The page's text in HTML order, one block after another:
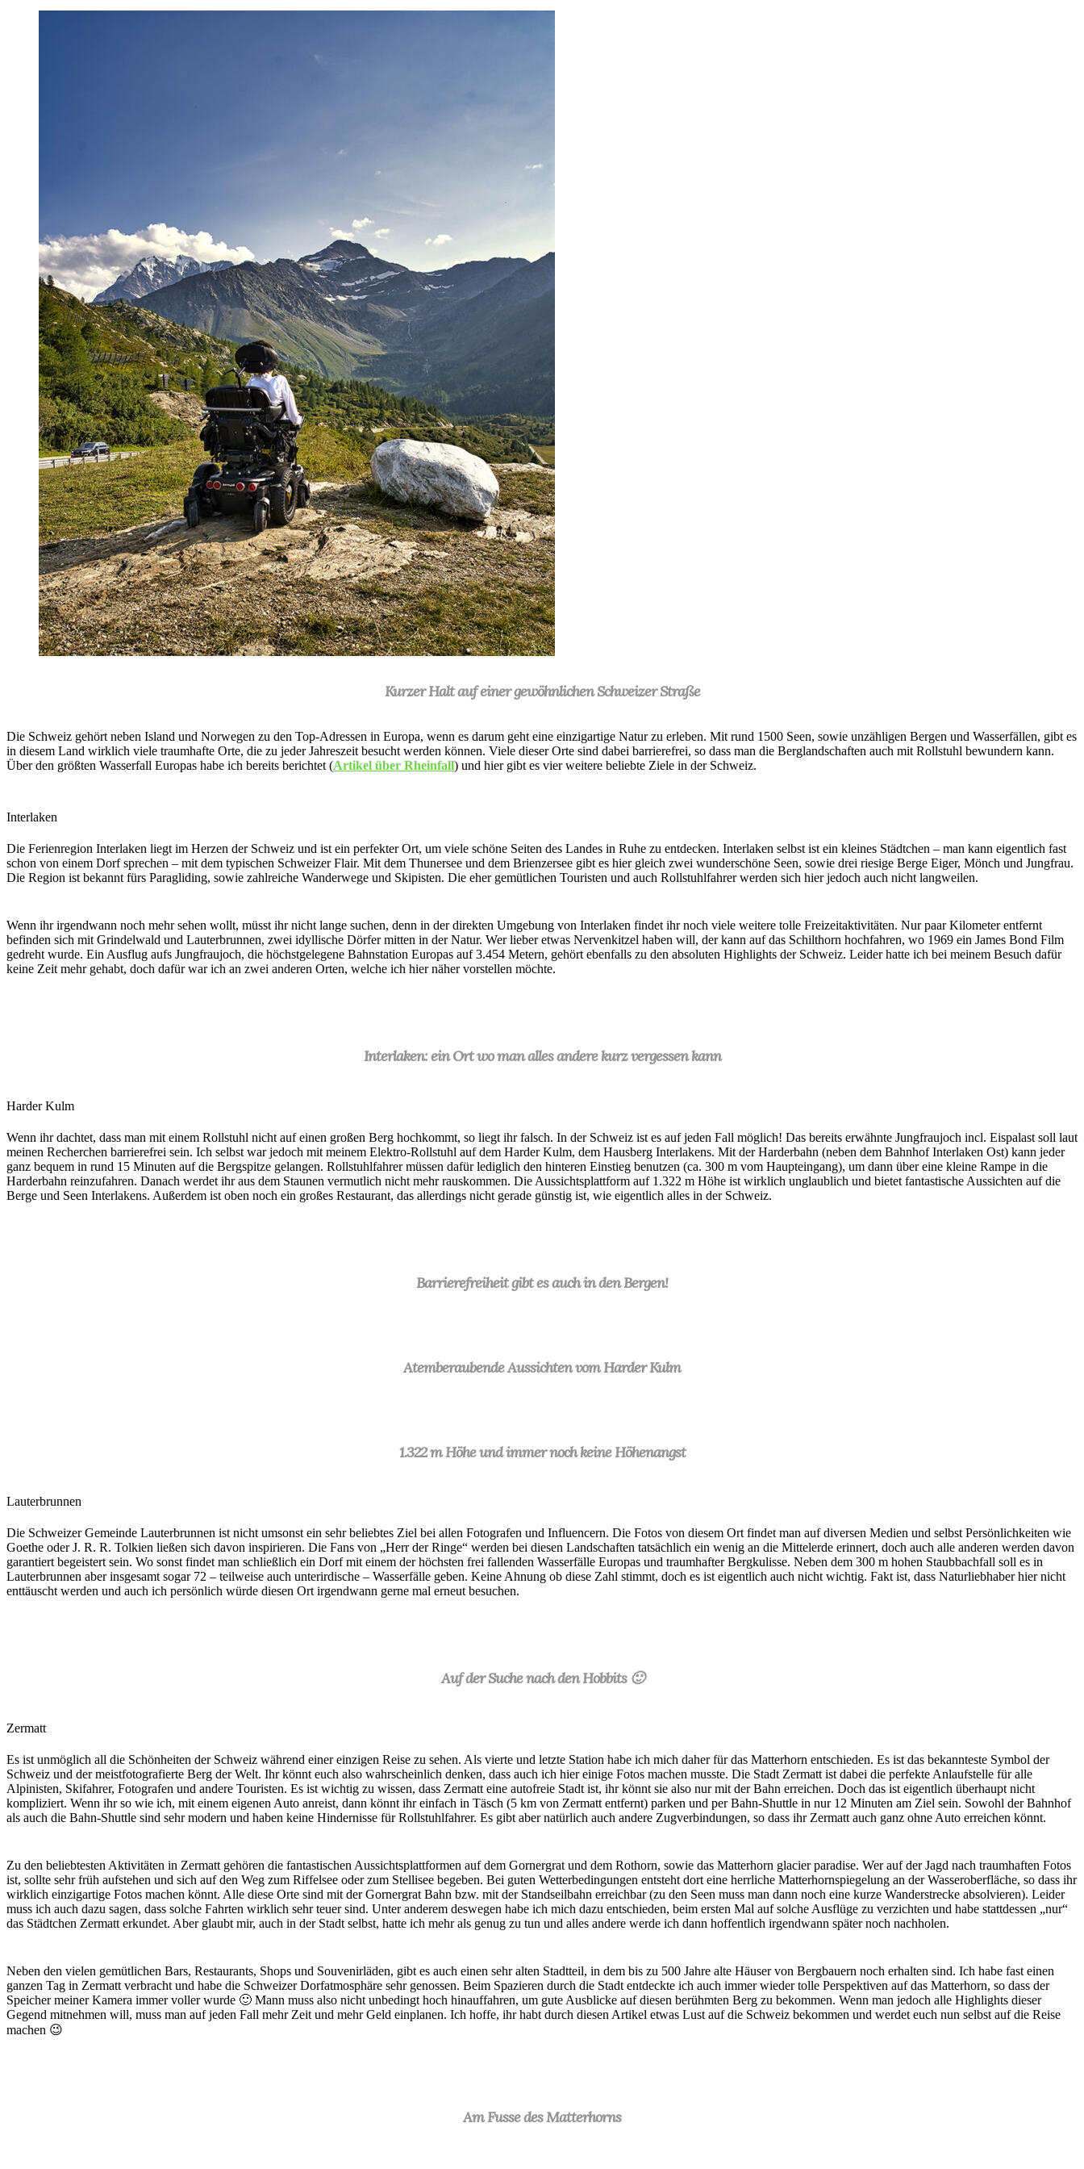
Kurzer Halt auf einer gewöhnlichen Schweizer Straße
Die Schweiz gehört neben Island und Norwegen zu den Top-Adressen in Europa, wenn es darum geht eine einzigartige Natur zu erleben. Mit rund 1500 Seen, sowie unzähligen Bergen und Wasserfällen, gibt es
in diesem Land wirklich viele traumhafte Orte, die zu jeder Jahreszeit besucht werden können. Viele dieser Orte sind dabei barrierefrei, so dass man die Berglandschaften auch mit Rollstuhl bewundern kann.
Über den größten Wasserfall Europas habe ich bereits berichtet (Artikel über Rheinfall) und hier gibt es vier weitere beliebte Ziele in der Schweiz.
Interlaken
Die Ferienregion Interlaken liegt im Herzen der Schweiz und ist ein perfekter Ort, um viele schöne Seiten des Landes in Ruhe zu entdecken. Interlaken selbst ist ein kleines Städtchen – man kann eigentlich fast
schon von einem Dorf sprechen – mit dem typischen Schweizer Flair. Mit dem Thunersee und dem Brienzersee gibt es hier gleich zwei wunderschöne Seen, sowie drei riesige Berge Eiger, Mönch und Jungfrau.
Die Region ist bekannt fürs Paragliding, sowie zahlreiche Wanderwege und Skipisten. Die eher gemütlichen Touristen und auch Rollstuhlfahrer werden sich hier jedoch auch nicht langweilen.
Wenn ihr irgendwann noch mehr sehen wollt, müsst ihr nicht lange suchen, denn in der direkten Umgebung von Interlaken findet ihr noch viele weitere tolle Freizeitaktivitäten. Nur paar Kilometer entfernt
befinden sich mit Grindelwald und Lauterbrunnen, zwei idyllische Dörfer mitten in der Natur. Wer lieber etwas Nervenkitzel haben will, der kann auf das Schilthorn hochfahren, wo 1969 ein James Bond Film
gedreht wurde. Ein Ausflug aufs Jungfraujoch, die höchstgelegene Bahnstation Europas auf 3.454 Metern, gehört ebenfalls zu den absoluten Highlights der Schweiz. Leider hatte ich bei meinem Besuch dafür
keine Zeit mehr gehabt, doch dafür war ich an zwei anderen Orten, welche ich hier näher vorstellen möchte.
Interlaken: ein Ort wo man alles andere kurz vergessen kann
Harder Kulm
Wenn ihr dachtet, dass man mit einem Rollstuhl nicht auf einen großen Berg hochkommt, so liegt ihr falsch. In der Schweiz ist es auf jeden Fall möglich! Das bereits erwähnte Jungfraujoch incl. Eispalast soll laut
meinen Recherchen barrierefrei sein. Ich selbst war jedoch mit meinem Elektro-Rollstuhl auf dem Harder Kulm, dem Hausberg Interlakens. Mit der Harderbahn (neben dem Bahnhof Interlaken Ost) kann jeder
ganz bequem in rund 15 Minuten auf die Bergspitze gelangen. Rollstuhlfahrer müssen dafür lediglich den hinteren Einstieg benutzen (ca. 300 m vom Haupteingang), um dann über eine kleine Rampe in die
Harderbahn reinzufahren. Danach werdet ihr aus dem Staunen vermutlich nicht mehr rauskommen. Die Aussichtsplattform auf 1.322 m Höhe ist wirklich unglaublich und bietet fantastische Aussichten auf die
Berge und Seen Interlakens. Außerdem ist oben noch ein großes Restaurant, das allerdings nicht gerade günstig ist, wie eigentlich alles in der Schweiz.
Barrierefreiheit gibt es auch in den Bergen!
Atemberaubende Aussichten vom Harder Kulm
1.322 m Höhe und immer noch keine Höhenangst
Lauterbrunnen
Die Schweizer Gemeinde Lauterbrunnen ist nicht umsonst ein sehr beliebtes Ziel bei allen Fotografen und Influencern. Die Fotos von diesem Ort findet man auf diversen Medien und selbst Persönlichkeiten wie
Goethe oder J. R. R. Tolkien ließen sich davon inspirieren. Die Fans von „Herr der Ringe“ werden bei diesen Landschaften tatsächlich ein wenig an die Mittelerde erinnert, doch auch alle anderen werden davon
garantiert begeistert sein. Wo sonst findet man schließlich ein Dorf mit einem der höchsten frei fallenden Wasserfälle Europas und traumhafter Bergkulisse. Neben dem 300 m hohen Staubbachfall soll es in
Lauterbrunnen aber insgesamt sogar 72 – teilweise auch unterirdische – Wasserfälle geben. Keine Ahnung ob diese Zahl stimmt, doch es ist eigentlich auch nicht wichtig. Fakt ist, dass Naturliebhaber hier nicht
enttäuscht werden und auch ich persönlich würde diesen Ort irgendwann gerne mal erneut besuchen.
Auf der Suche nach den Hobbits 🙂
Zermatt
Es ist unmöglich all die Schönheiten der Schweiz während einer einzigen Reise zu sehen. Als vierte und letzte Station habe ich mich daher für das Matterhorn entschieden. Es ist das bekannteste Symbol der
Schweiz und der meistfotografierte Berg der Welt. Ihr könnt euch also wahrscheinlich denken, dass auch ich hier einige Fotos machen musste. Die Stadt Zermatt ist dabei die perfekte Anlaufstelle für alle
Alpinisten, Skifahrer, Fotografen und andere Touristen. Es ist wichtig zu wissen, dass Zermatt eine autofreie Stadt ist, ihr könnt sie also nur mit der Bahn erreichen. Doch das ist eigentlich überhaupt nicht
kompliziert. Wenn ihr so wie ich, mit einem eigenen Auto anreist, dann könnt ihr einfach in Täsch (5 km von Zermatt entfernt) parken und per Bahn-Shuttle in nur 12 Minuten am Ziel sein. Sowohl der Bahnhof
als auch die Bahn-Shuttle sind sehr modern und haben keine Hindernisse für Rollstuhlfahrer. Es gibt aber natürlich auch andere Zugverbindungen, so dass ihr Zermatt auch ganz ohne Auto erreichen könnt.
Zu den beliebtesten Aktivitäten in Zermatt gehören die fantastischen Aussichtsplattformen auf dem Gornergrat und dem Rothorn, sowie das Matterhorn glacier paradise. Wer auf der Jagd nach traumhaften Fotos
ist, sollte sehr früh aufstehen und sich auf den Weg zum Riffelsee oder zum Stellisee begeben. Bei guten Wetterbedingungen entsteht dort eine herrliche Matterhornspiegelung an der Wasseroberfläche, so dass ihr
wirklich einzigartige Fotos machen könnt. Alle diese Orte sind mit der Gornergrat Bahn bzw. mit der Standseilbahn erreichbar (zu den Seen muss man dann noch eine kurze Wanderstrecke absolvieren). Leider
muss ich auch dazu sagen, dass solche Fahrten wirklich sehr teuer sind. Unter anderem deswegen habe ich mich dazu entschieden, beim ersten Mal auf solche Ausflüge zu verzichten und habe stattdessen „nur“
das Städtchen Zermatt erkundet. Aber glaubt mir, auch in der Stadt selbst, hatte ich mehr als genug zu tun und alles andere werde ich dann hoffentlich irgendwann später noch nachholen.
Neben den vielen gemütlichen Bars, Restaurants, Shops und Souvenirläden, gibt es auch einen sehr alten Stadtteil, in dem bis zu 500 Jahre alte Häuser von Bergbauern noch erhalten sind. Ich habe fast einen
ganzen Tag in Zermatt verbracht und habe die Schweizer Dorfatmosphäre sehr genossen. Beim Spazieren durch die Stadt entdeckte ich auch immer wieder tolle Perspektiven auf das Matterhorn, so dass der
Speicher meiner Kamera immer voller wurde 🙂 Mann muss also nicht unbedingt hoch hinauffahren, um gute Ausblicke auf diesen berühmten Berg zu bekommen. Wenn man jedoch alle Highlights dieser
Gegend mitnehmen will, muss man auf jeden Fall mehr Zeit und mehr Geld einplanen. Ich hoffe, ihr habt durch diesen Artikel etwas Lust auf die Schweiz bekommen und werdet euch nun selbst auf die Reise
machen 😉
Am Fusse des Matterhorns